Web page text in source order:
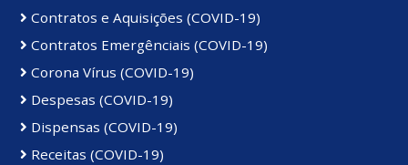
Contratos e Aquisições (COVID-19)
Contratos Emergênciais (COVID-19)
Corona Vírus (COVID-19)
Despesas (COVID-19)
Dispensas (COVID-19)
Receitas (COVID-19)